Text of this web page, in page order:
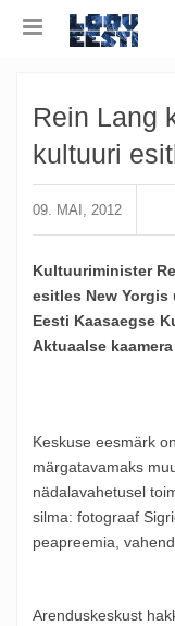
Rein Lang
kultuuri
09. MAI, 2012
Kultuuriminister
esitles New
Eesti Kaasaegse
Aktuaalse
Keskuse eesmärk
märgatavamaks
nädalavahetusel
silma: fotograaf
peapreemia,
Arenduskeskust